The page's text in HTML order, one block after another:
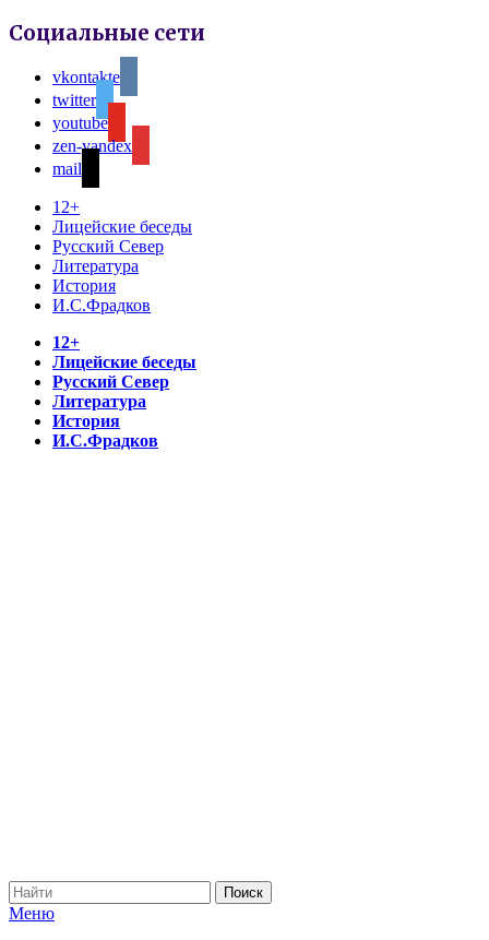
Социальные сети
vkontakte
twitter
youtube
zen-yandex
mail
12+
Лицейские беседы
Русский Север
Литература
История
И.С.Фрадков
12+
Лицейские беседы
Русский Север
Литература
История
И.С.Фрадков
Меню